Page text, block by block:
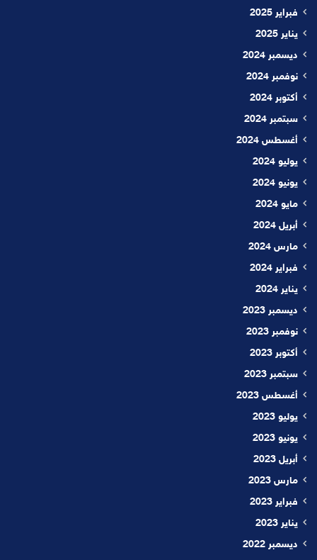
فبراير 2025
يناير 2025
ديسمبر 2024
نوفمبر 2024
أكتوبر 2024
سبتمبر 2024
أغسطس 2024
يوليو 2024
يونيو 2024
مايو 2024
أبريل 2024
مارس 2024
فبراير 2024
يناير 2024
ديسمبر 2023
نوفمبر 2023
أكتوبر 2023
سبتمبر 2023
أغسطس 2023
يوليو 2023
يونيو 2023
أبريل 2023
مارس 2023
فبراير 2023
يناير 2023
ديسمبر 2022